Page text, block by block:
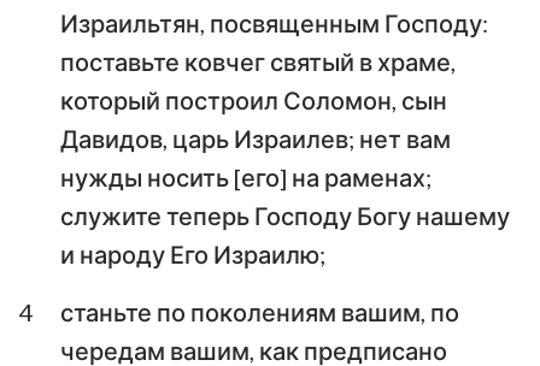
Иоиль Амос
Авдия Иона
Михей Наум
Аввакум Софония
Аггей Захария
Израильтян, посвященным Господу:
поставьте ковчег святый в храме,
который построил Соломон, сын
Давидов, царь Израилев; нет вам
нужды носить [его] на раменах;
служите теперь Господу Богу нашему
и народу Его Израилю;
4
станьте по поколениям вашим, по
чередам вашим, как предписано